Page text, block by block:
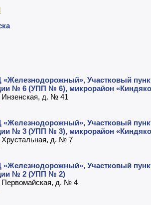
Участковый
№ 6 (УПП № 6), микрорайон
Инзенская, д. № 41
Участковый
№ 3 (УПП № 3), микрорайон
Хрустальная, д. № 7
Участковый
№ 2 (УПП № 2)
Первомайская, д. № 4